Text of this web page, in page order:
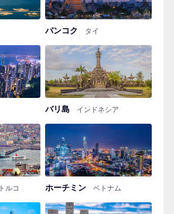
バンコク タイ
バリ島 インドネシア
トルコ ホーチミン ベトナム